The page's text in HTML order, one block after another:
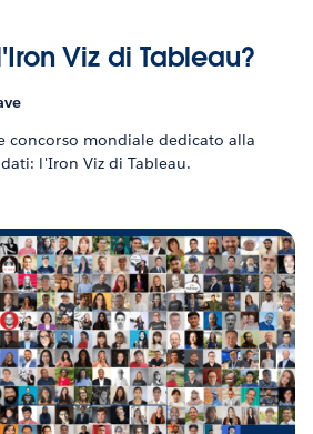
Viz di Tableau?
concorso mondiale dedicato alla
l'Iron Viz di Tableau.